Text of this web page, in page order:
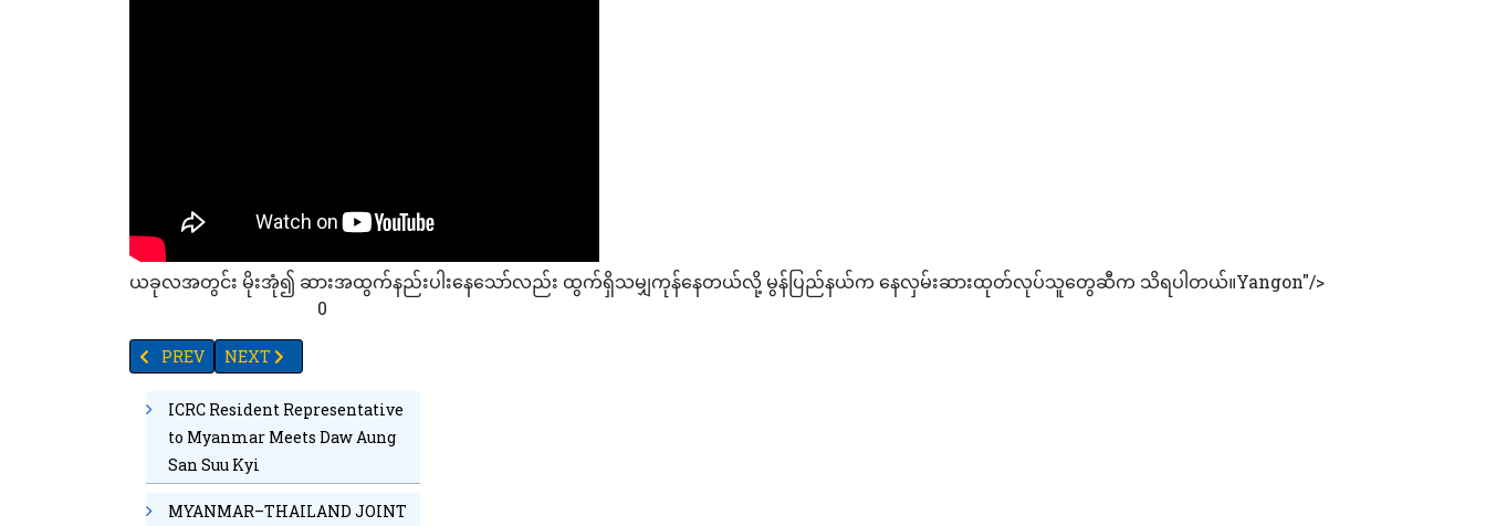
ယခုလအတွင်း မိုးအုံ၍ ဆားအထွက်နည်းပါးနေသော်လည်း ထွက်ရှိသမျှကုန်နေတယ်လို့ မွန်ပြည်နယ်က နေလှမ်းဆားထုတ်လုပ်သူတွေဆီက သိရပါတယ်။Yangon"/>
0
PREVIOUS ARTICLE: မတ်လကုန်အထိ ပဲစဉ်းငုံဈေးကွက် အကျဘက်ကိုသာ ဦးတည်နေဟုဆို
PREV NEXT ARTICLE: ဆီးရီးယားနှင့်ထပ်ကန်ရန် မြန်မာလက်‌ရွေးစင်ကစားသမား (၂၂)ဦး ဆော်ဒီသို့ထွက်ခွာ
NEXT
ICRC Resident Representative
to Myanmar Meets Daw Aung
San Suu Kyi
MYANMAR–THAILAND JOINT